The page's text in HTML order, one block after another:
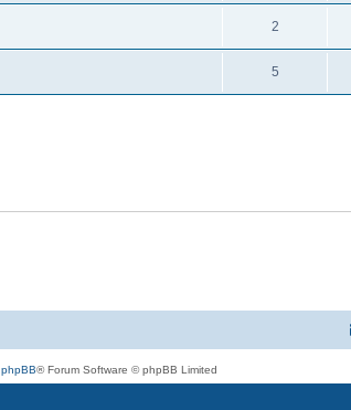
2
5
phpBB® Forum Software © phpBB Limited